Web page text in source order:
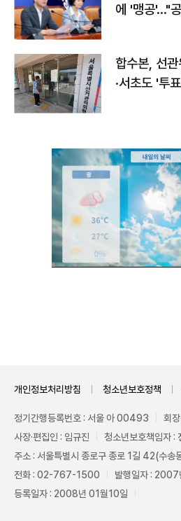
에 '맹공'…"
합수본, 선
·서초도 '투
개인정보처리방침 청소년보호정책
정기간행등록번호 : 서울 아 00493
회
사장·편집인 : 임규진
청소년보호책임자 :
주소 : 서울특별시 종로구 종로 1길 42(수
전화 : 02-767-1500
발행일자 : 2007
등록일자 : 2008년 01월10일